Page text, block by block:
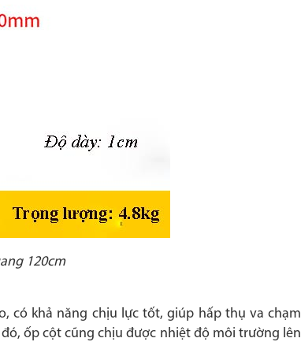
120cm
có khả năng chịu lực tốt, giúp hấp thụ va chạm
ốp cột cũng chịu được nhiệt độ môi trường lên